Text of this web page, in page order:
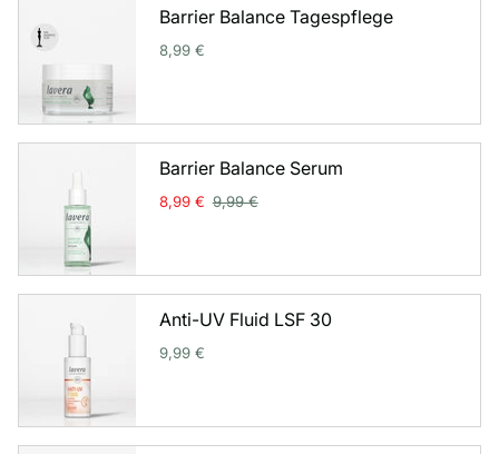
Barrier Balance Tagespflege
8,99 €
Barrier Balance Serum
8,99 € 9,99 €
Anti-UV Fluid LSF 30
9,99 €